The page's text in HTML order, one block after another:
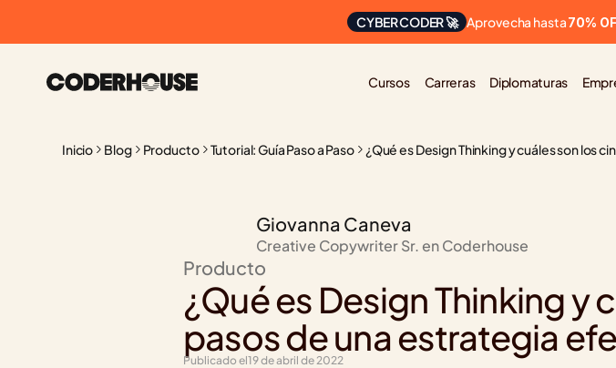
CYBER CODER 🚀 Aprovecha hasta 70%
Cursos Carreras Diplomaturas
Inicio Blog Producto Tutorial: Guía Paso a Paso ¿Qué es Design Thinking y cuáles son los
Giovanna Caneva
Creative Copywriter Sr. en Coderhouse
Producto
¿Qué es Design Thinking y
pasos de una estrategia
Publicado el19 de abril de 2022